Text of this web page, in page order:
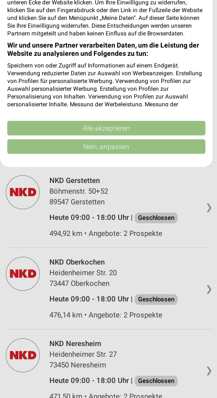
AWG Mode Center Giengen an der Brenz
Riedstraße 40
Heute 09:00 - 19:00 Uhr | Geschlossen
487,70 km
❯
KiK Gerstetten Innenstadt
89547 Gerstetten Innenstadt
Heute 09:00 - 19:00 Uhr | Geschlossen
494,61 km • Angebote: 1 Prospekt
❯
NKD Gerstetten
Böhmenstr. 50+52
89547 Gerstetten
Heute 09:00 - 18:00 Uhr |
Geschlossen
494,92 km • Angebote: 2 Prospekte
❯
NKD Oberkochen
Heidenheimer Str. 20
73447 Oberkochen
Heute 09:00 - 18:00 Uhr |
Geschlossen
476,14 km • Angebote: 2 Prospekte
❯
NKD Neresheim
Heidenheimer Str. 27
73450 Neresheim
Heute 09:00 - 18:00 Uhr |
Geschlossen
unteren Ecke der Website klicken. Um Ihre Einwilligung zu widerrufen,
klicken Sie auf den Fingerabdruck oder den Link in der Fußzeile der Website
und klicken Sie auf den Menüpunkt „Meine Daten“. Auf dieser Seite können
Sie Ihre Einwilligung widerrufen. Diese Entscheidungen werden unseren
Partnern mitgeteilt und haben keinen Einfluss auf die Browserdaten.
Wir und unsere Partner verarbeiten Daten, um die Leistung der
Website zu analysieren und Folgendes zu tun:
Speichern von oder Zugriff auf Informationen auf einem Endgerät.
Verwendung reduzierter Daten zur Auswahl von Werbeanzeigen. Erstellung
von Profilen für personalisierte Werbung. Verwendung von Profilen zur
Auswahl personalisierter Werbung. Erstellung von Profilen zur
Personalisierung von Inhalten. Verwendung von Profilen zur Auswahl
personalisierter Inhalte. Messung der Werbeleistung. Messung der
Kombinationen von Daten aus verschiedenen Quellen. Entwicklung und
Verbesserung der Angebote. Verwendung reduzierter Daten zur Auswahl
von Inhalten.
Daten können außerhalb der Europäischen Union weitergegeben und in die
Website/App.
Partnerliste anzeigen (1 IAB-Anbieter)
Wir nutzen Ihre Daten für folgende Zwecke:
IAB-Verarbeitungszwecke:
Speichern von oder Zugriff auf Informationen
auf einem Endgerät
Werbeanzeigen
Erstellung von Profilen für personalisierte
Werbung
personalisierter Werbung
von Inhalten
Verwendung von Profilen zur Auswahl
personalisierter Inhalte
Alle akzeptieren
Nein, anpassen